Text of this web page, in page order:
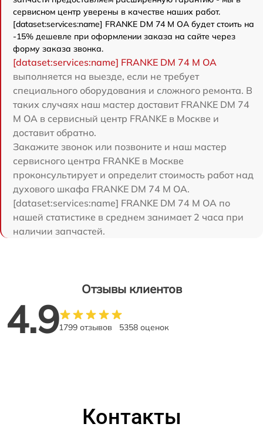
сервисном центр уверены в качестве наших работ.
[dataset:services:name] FRANKE DM 74 M OA будет стоить на
-15% дешевле при оформлении заказа на сайте через
форму заказа звонка.
[dataset:services:name] FRANKE DM 74 M OA
выполняется на выезде, если не требует
специального оборудования и сложного ремонта. В
таких случаях наш мастер доставит FRANKE DM 74
M OA в сервисный центр FRANKE в Москве и
доставит обратно.
Закажите звонок или позвоните и наш мастер
сервисного центра FRANKE в Москве
проконсультирует и определит стоимость работ над
духового шкафа FRANKE DM 74 M OA.
[dataset:services:name] FRANKE DM 74 M OA по
нашей статистике в среднем занимает 2 часа при
наличии запчастей.
Отзывы клиентов
4.91799 отзывов 5358 оценок
Контакты